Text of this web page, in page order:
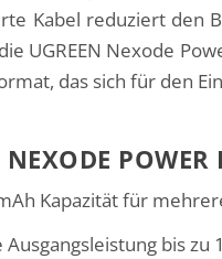
Kabel reduziert den
UGREEN Nexode
das sich für den
NEXODE
Kapazität für
Ausgangsleistung bis zu